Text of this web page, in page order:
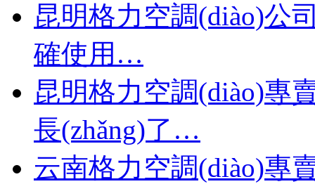
昆明格力空調(diào)公
確使用…
昆明格力空調(diào)專
長(zhǎng)了…
云南格力空調(diào)專